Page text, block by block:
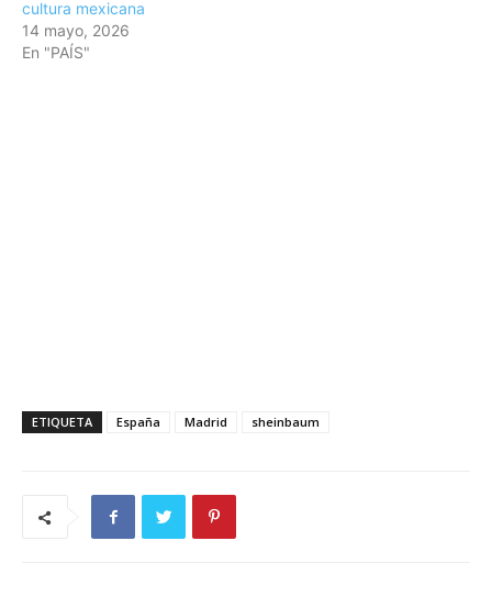
cultura mexicana
14 mayo, 2026
En "PAÍS"
ETIQUETA España Madrid sheinbaum